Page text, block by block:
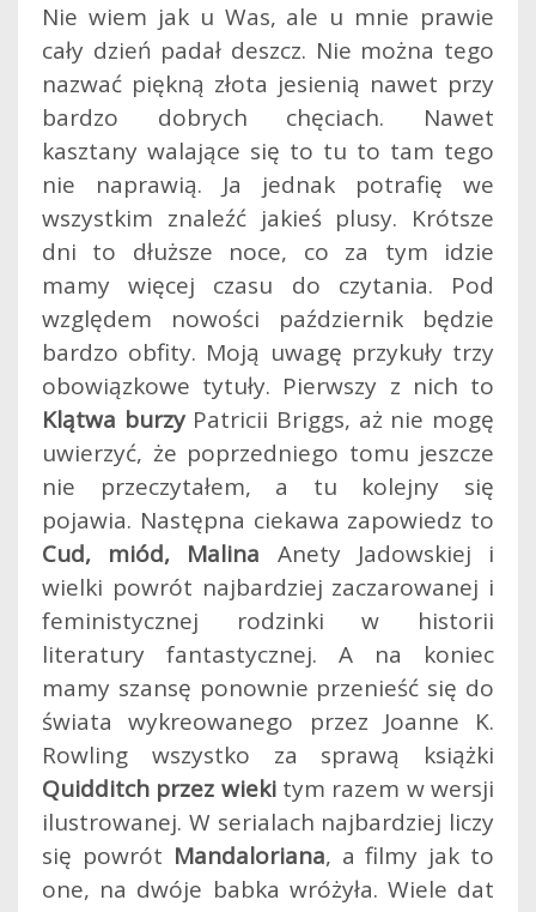
Nie wiem jak u Was, ale u mnie prawie
cały dzień padał deszcz. Nie można tego
nazwać piękną złota jesienią nawet przy
bardzo dobrych chęciach. Nawet
kasztany walające się to tu to tam tego
nie naprawią. Ja jednak potrafię we
wszystkim znaleźć jakieś plusy. Krótsze
dni to dłuższe noce, co za tym idzie
mamy więcej czasu do czytania. Pod
względem nowości październik będzie
bardzo obfity. Moją uwagę przykuły trzy
obowiązkowe tytuły. Pierwszy z nich to
Klątwa burzyPatricii Briggs, aż nie mogę
uwierzyć, że poprzedniego tomu jeszcze
nie przeczytałem, a tu kolejny się
pojawia. Następna ciekawa zapowiedz to
Cud, miód, Malina Anety Jadowskiej i
wielki powrót najbardziej zaczarowanej i
feministycznej rodzinki w historii
literatury fantastycznej. A na koniec
mamy szansę ponownie przenieść się do
świata wykreowanego przez Joanne K.
Rowling wszystko za sprawą książki
Quidditch przez wiekitym razem w wersji
ilustrowanej. W serialach najbardziej liczy
się powrót Mandaloriana, a filmy jak to
one, na dwóje babka wróżyła. Wiele dat